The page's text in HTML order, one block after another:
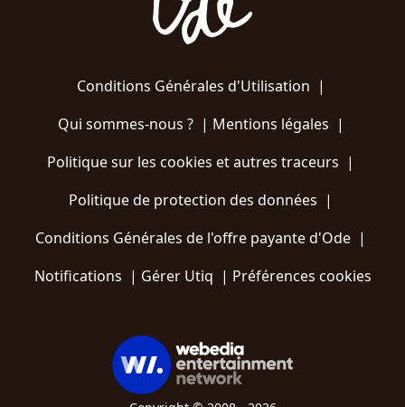
Conditions Générales d'Utilisation |
Qui sommes-nous ?| Mentions légales |
Politique sur les cookies et autres traceurs |
Politique de protection des données |
Conditions Générales de l'offre payante d'Ode |
Notifications | Gérer Utiq | Préférences cookies